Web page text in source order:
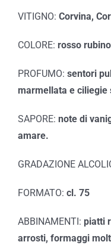
VITIGNO: Corvina,
COLORE: rosso
PROFUMO: sentori
marmellata e ciliegie
SAPORE: note di
amare.
GRADAZIONE
FORMATO: cl. 75
ABBINAMENTI: piatti
arrosti, formaggi